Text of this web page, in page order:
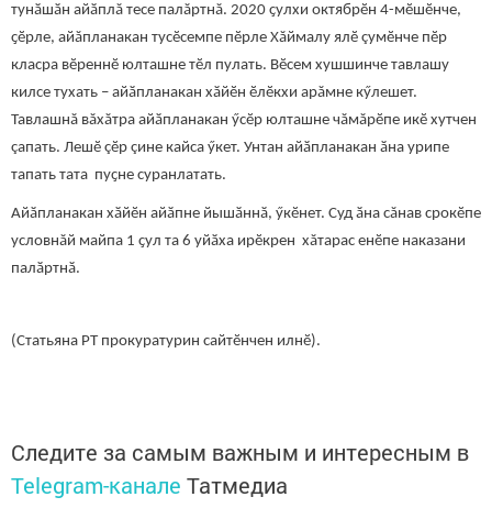
тунӑшӑн айӑплă тесе палăртнă. 2020 ҫулхи октябрӗн 4-мӗшӗнче,
ҫӗрле, айăпланакан тусӗсемпе пӗрле Хăймалу ялӗ çумӗнче пӗр
класра вӗреннӗ юлташне тӗл пулать. Вӗсем хушшинче тавлашу
килсе тухать – айӑпланакан хӑйӗн ӗлӗкхи арăмне кӳлешет.
Тавлашнă вăхăтра айӑпланакан ӳсӗр юлташне чăмăрӗпе икӗ хутчен
çапать. Лешӗ çӗр çине кайса ӳкет. Унтан айӑпланакан ӑна урипе
тапать тата пуҫне суранлатать.
Айӑпланакан хӑйӗн айӑпне йышӑннӑ, ӳкӗнет. Суд ӑна сăнав срокӗпе
условнăй майпа 1 ҫул та 6 уйӑха ирӗкрен хăтарас енӗпе наказани
палӑртнӑ.
(Статьяна РТ прокуратурин сайтӗнчен илнӗ).
Следите за самым важным и интересным в
Telegram-канале Татмедиа